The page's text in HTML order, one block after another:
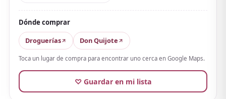
para un aroma floral dulce y suave.
En las reseñas,
los tipos de mentol, pero dicen que deja sensación
fresca y es de fiar cuando preocupa el olor del
demasiado frías, e incluso en invierno cuando la
calefacción hace sudar.
Dónde comprar
Droguerías
Don Quijote
Toca un lugar de compra para encontrar uno cerca en Google Maps.
♡ Guardar en mi lista